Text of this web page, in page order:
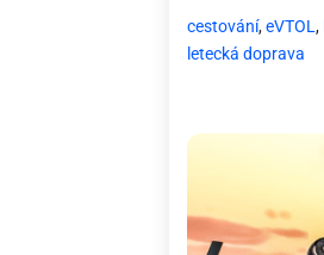
cestování,eVTOL,
letecká doprava